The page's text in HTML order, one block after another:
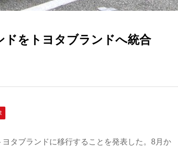
ドをトヨタブランドへ統合
タブランドに移行することを発表した。8月か